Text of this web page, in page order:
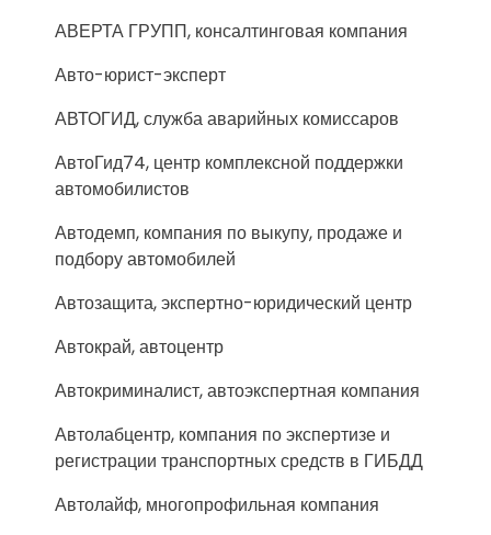
АВЕРТА ГРУПП, консалтинговая компания
Авто-юрист-эксперт
АВТОГИД, служба аварийных комиссаров
АвтоГид74, центр комплексной поддержки
автомобилистов
Автодемп, компания по выкупу, продаже и
подбору автомобилей
Автозащита, экспертно-юридический центр
Автокрай, автоцентр
Автокриминалист, автоэкспертная компания
Автолабцентр, компания по экспертизе и
регистрации транспортных средств в ГИБДД
Автолайф, многопрофильная компания